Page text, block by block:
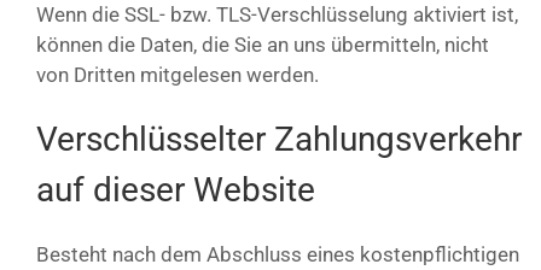
Wenn die SSL- bzw. TLS-Verschlüsselung aktiviert ist,
können die Daten, die Sie an uns übermitteln, nicht
von Dritten mitgelesen werden.
Verschlüsselter Zahlungsverkehr
auf dieser Website
Besteht nach dem Abschluss eines kostenpflichtigen